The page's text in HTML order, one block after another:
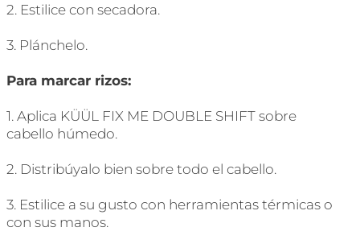
2. Estilice con secadora.
3. Plánchelo.
Para marcar rizos:
1. Aplica KÜÜL FIX ME DOUBLE SHIFT sobre
cabello húmedo.
2. Distribúyalo bien sobre todo el cabello.
3. Estilice a su gusto con herramientas térmicas o
con sus manos.